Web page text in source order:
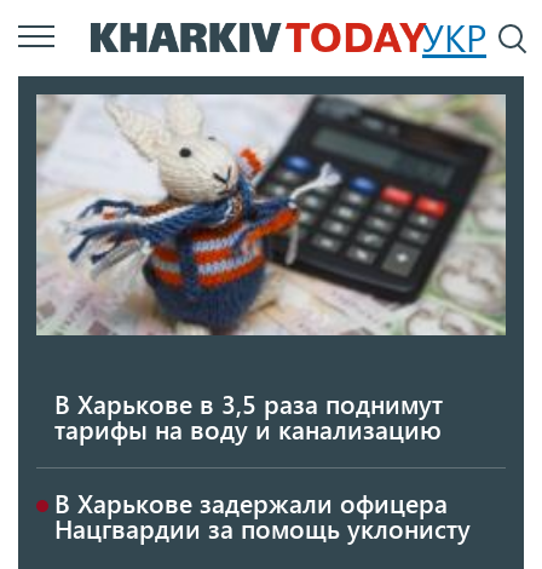
Перейти
к
содержанию
УКР
В Харькове в 3,5 раза поднимут
тарифы на воду и канализацию
В Харькове задержали офицера
Нацгвардии за помощь уклонисту